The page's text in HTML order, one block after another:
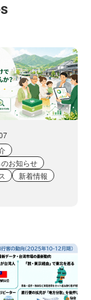
お知らせ
新着情報